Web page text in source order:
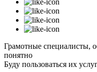
Грамотные специалисты,
понятно
Буду пользоваться их